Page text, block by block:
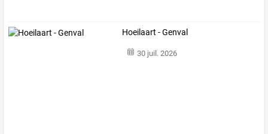
Hoeilaart - Genval
30 juil. 2026